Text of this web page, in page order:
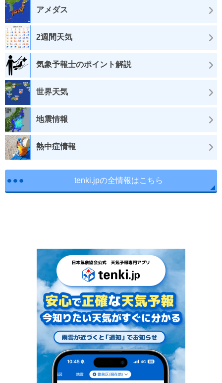
アメダス
2週間天気
気象予報士のポイント解説
世界天気
地震情報
熱中症情報
tenki.jpの全情報はこちら